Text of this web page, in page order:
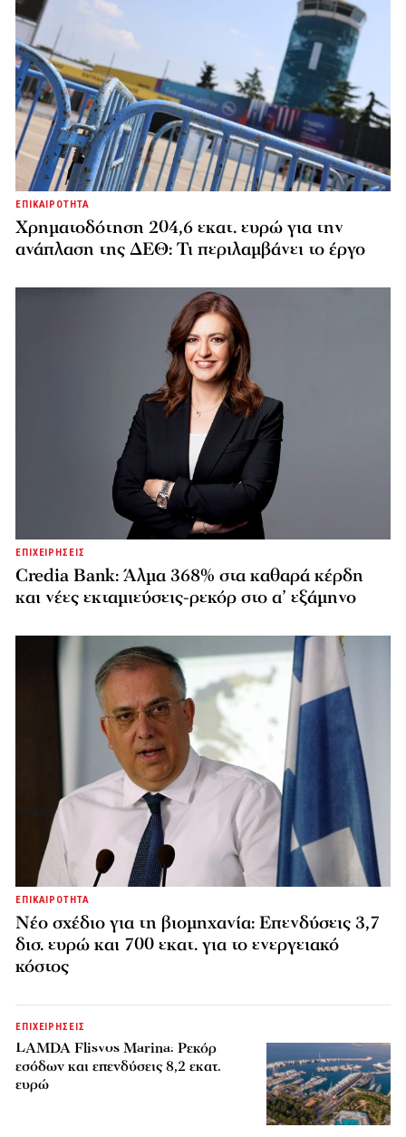
ΕΠΙΚΑΙΡΟΤΗΤΑ
Χρηματοδότηση 204,6 εκατ. ευρώ για την
ανάπλαση της ΔΕΘ: Τι περιλαμβάνει το έργο
ΕΠΙΧΕΙΡΗΣΕΙΣ
Credia Bank: Άλμα 368% στα καθαρά κέρδη
και νέες εκταμιεύσεις-ρεκόρ στο α’ εξάμηνο
ΕΠΙΚΑΙΡΟΤΗΤΑ
Νέο σχέδιο για τη βιομηχανία: Επενδύσεις 3,7
δισ. ευρώ και 700 εκατ. για το ενεργειακό
κόστος
ΕΠΙΧΕΙΡΗΣΕΙΣ
LAMDA Flisvos Marina: Ρεκόρ
εσόδων και επενδύσεις 8,2 εκατ.
ευρώ